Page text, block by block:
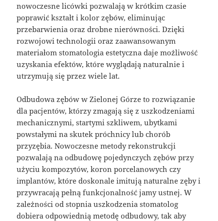
nowoczesne licówki pozwalają w krótkim czasie
poprawić kształt i kolor zębów, eliminując
przebarwienia oraz drobne nierówności. Dzięki
rozwojowi technologii oraz zaawansowanym
materiałom stomatologia estetyczna daje możliwość
uzyskania efektów, które wyglądają naturalnie i
utrzymują się przez wiele lat.
Odbudowa zębów w Zielonej Górze to rozwiązanie
dla pacjentów, którzy zmagają się z uszkodzeniami
mechanicznymi, startymi szkliwem, ubytkami
powstałymi na skutek próchnicy lub chorób
przyzębia. Nowoczesne metody rekonstrukcji
pozwalają na odbudowę pojedynczych zębów przy
użyciu kompozytów, koron porcelanowych czy
implantów, które doskonale imitują naturalne zęby i
przywracają pełną funkcjonalność jamy ustnej. W
zależności od stopnia uszkodzenia stomatolog
dobiera odpowiednią metodę odbudowy, tak aby